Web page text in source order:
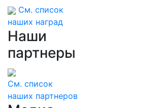
См. список
наших наград
Наши
партнеры
См. список
наших партнеров